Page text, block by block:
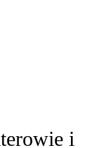
i